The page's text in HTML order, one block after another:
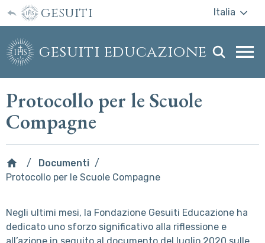
gesuiti Italia
gesuiti educazione
Protocollo per le Scuole
Compagne
Documenti
Protocollo per le Scuole Compagne
Negli ultimi mesi, la Fondazione Gesuiti Educazione ha
dedicato uno sforzo significativo alla riflessione e